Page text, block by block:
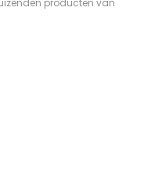
producten van